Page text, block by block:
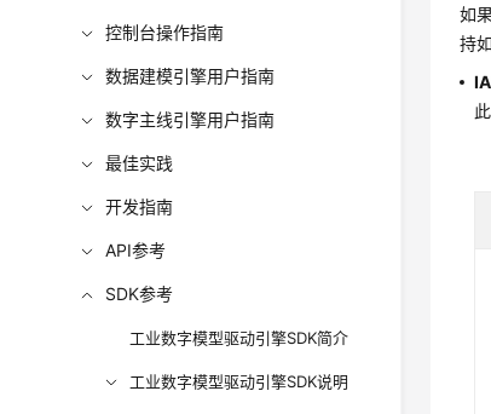
控制台操作指南
数据建模引擎用户指南
数字主线引擎用户指南
最佳实践
开发指南
API参考
SDK参考
工业数字模型驱动引擎SDK简介
工业数字模型驱动引擎SDK说明
如
持